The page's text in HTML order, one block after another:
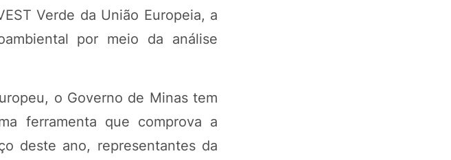
Verde da União Europeia, a
por meio da análise
o Governo de Minas tem
ferramenta que comprova a
deste ano, representantes da